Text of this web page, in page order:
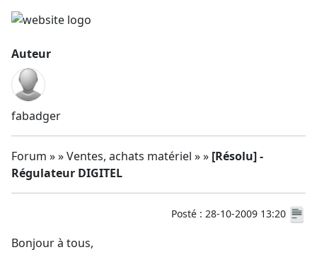
Auteur
fabadger
Forum » » Ventes, achats matériel » » [Résolu] -
Régulateur DIGITEL
Posté : 28-10-2009 13:20
Bonjour à tous,